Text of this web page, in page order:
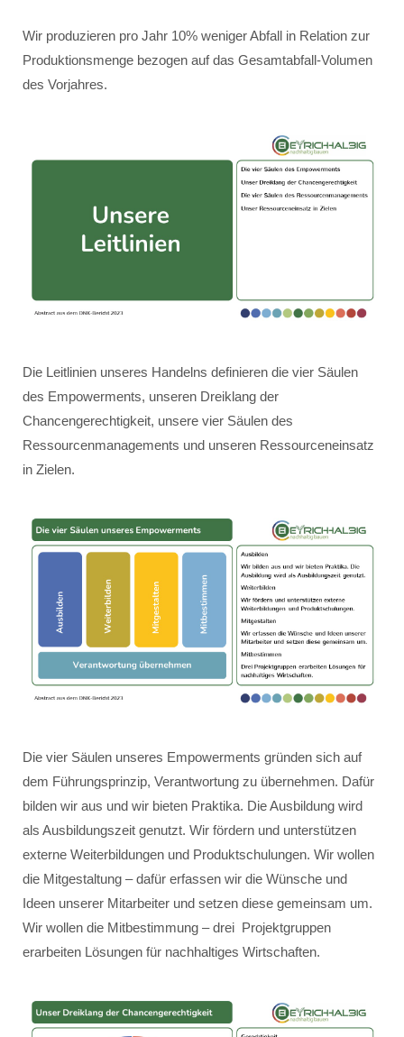
Wir produzieren pro Jahr 10% weniger Abfall in Relation zur
Produktionsmenge bezogen auf das Gesamtabfall-Volumen
des Vorjahres.
Die Leitlinien unseres Handelns definieren die vier Säulen
des Empowerments, unseren Dreiklang der
Chancengerechtigkeit, unsere vier Säulen des
Ressourcenmanagements und unseren Ressourceneinsatz
in Zielen.
Die vier Säulen unseres Empowerments gründen sich auf
dem Führungsprinzip, Verantwortung zu übernehmen. Dafür
bilden wir aus und wir bieten Praktika. Die Ausbildung wird
als Ausbildungszeit genutzt. Wir fördern und unterstützen
externe Weiterbildungen und Produktschulungen. Wir wollen
die Mitgestaltung – dafür erfassen wir die Wünsche und
Ideen unserer Mitarbeiter und setzen diese gemeinsam um.
Wir wollen die Mitbestimmung – drei Projektgruppen
erarbeiten Lösungen für nachhaltiges Wirtschaften.